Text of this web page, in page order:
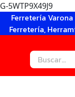
G-5WTP9X49J9
Ferretería
Ferretería,